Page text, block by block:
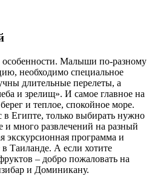
Малыши по-разному
необходимо специальное
длительные перелеты, а
и зрелищ». И самое главное на
и теплое, спокойное море.
Египте, только выбирать нужно
и много развлечений на разный
программа и
Таиланде. А если хотите
– добро пожаловать на
и Доминикану.